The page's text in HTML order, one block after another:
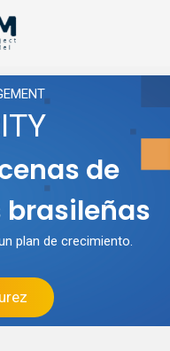
de
plan de crecimiento.